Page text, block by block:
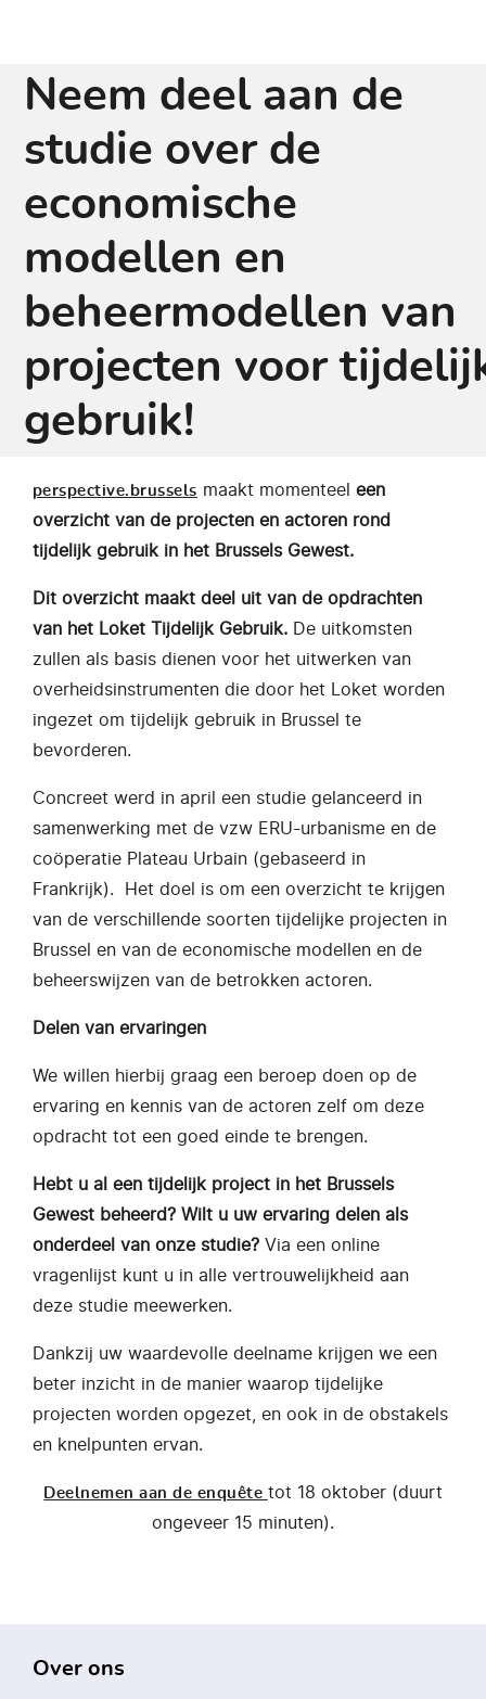
Neem deel aan de
studie over de
economische
modellen en
beheermodellen van
projecten voor
gebruik!
perspective.brussels maakt momenteel een
overzicht van de projecten en actoren rond
tijdelijk gebruik in het Brussels Gewest.
Dit overzicht maakt deel uit van de opdrachten
van het Loket Tijdelijk Gebruik. De uitkomsten
zullen als basis dienen voor het uitwerken van
overheidsinstrumenten die door het Loket worden
ingezet om tijdelijk gebruik in Brussel te
bevorderen.
Concreet werd in april een studie gelanceerd in
samenwerking met de vzw ERU-urbanisme en de
coöperatie Plateau Urbain (gebaseerd in
Frankrijk). Het doel is om een overzicht te krijgen
van de verschillende soorten tijdelijke projecten in
Brussel en van de economische modellen en de
beheerswijzen van de betrokken actoren.
Delen van ervaringen
We willen hierbij graag een beroep doen op de
ervaring en kennis van de actoren zelf om deze
opdracht tot een goed einde te brengen.
Hebt u al een tijdelijk project in het Brussels
Gewest beheerd? Wilt u uw ervaring delen als
onderdeel van onze studie? Via een online
vragenlijst kunt u in alle vertrouwelijkheid aan
deze studie meewerken.
Dankzij uw waardevolle deelname krijgen we een
beter inzicht in de manier waarop tijdelijke
projecten worden opgezet, en ook in de obstakels
en knelpunten ervan.
Deelnemen aan de enquête tot 18 oktober (duurt
ongeveer 15 minuten).
Over ons